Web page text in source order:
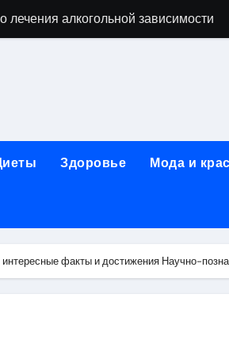
лечения алкогольной зависимости
для маникюра, педикюра,
огнезащитной изоляции для
и Таджикистаном: варианты
к консультации, методы
Здоровье Мода и
факты и достижения Научно-